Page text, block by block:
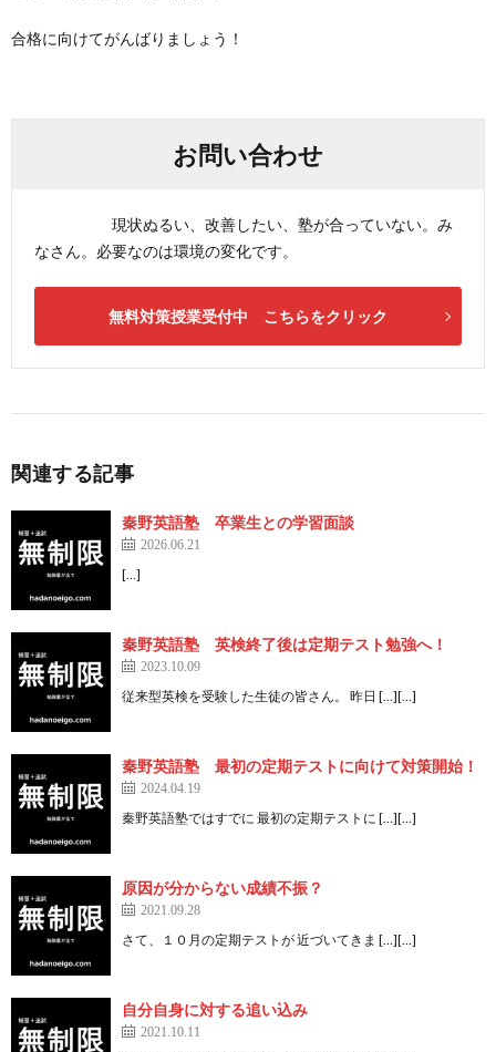
合格に向けてがんばりましょう！
お問い合わせ
現状ぬるい、改善したい、塾が合っていない。み
なさん。必要なのは環境の変化です。
無料対策授業受付中 こちらをクリック
関連する記事
秦野英語塾 卒業生との学習面談
2026.06.21
[…]
秦野英語塾 英検終了後は定期テスト勉強へ！
2023.10.09
従来型英検を受験した生徒の皆さん。 昨日 […][…]
秦野英語塾 最初の定期テストに向けて対策開始！
2024.04.19
秦野英語塾ではすでに 最初の定期テストに […][…]
原因が分からない成績不振？
2021.09.28
さて、１０月の定期テストが 近づいてきま […][…]
自分自身に対する追い込み
2021.10.11